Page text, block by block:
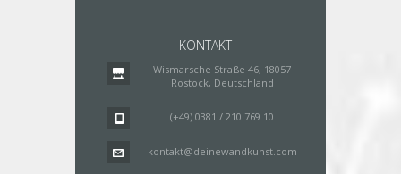
KONTAKT
Wismarsche Straße 46, 18057
Rostock, Deutschland
(+49) 0381 / 210 769 10
kontakt@deinewandkunst.com